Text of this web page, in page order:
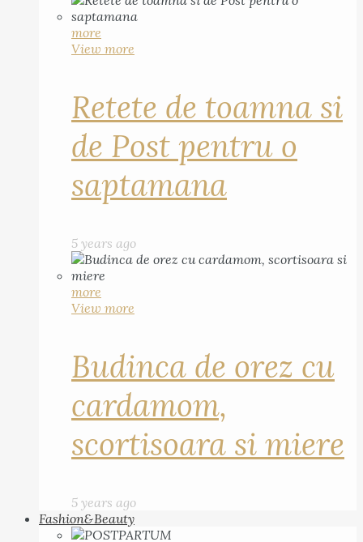
more
View more
Retete de toamna si
de Post pentru o
saptamana
5 years ago
more
View more
Budinca de orez cu
cardamom,
scortisoara si miere
5 years ago
Fashion&Beauty